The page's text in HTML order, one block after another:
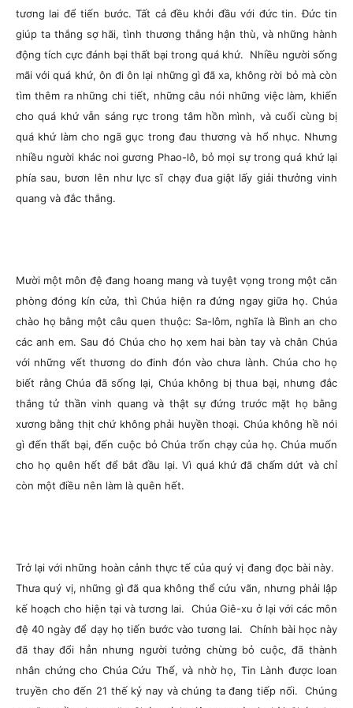
tương lai để tiến bước. Tất cả đều khởi đầu với đức tin. Đức tin
giúp ta thắng sợ hãi, tình thương thắng hận thù, và những hành
động tích cực đánh bại thất bại trong quá khứ. Nhiều người sống
mãi với quá khứ, ôn đi ôn lại những gì đã xa, không rời bỏ mà còn
tìm thêm ra những chi tiết, những câu nói những việc làm, khiến
cho quá khứ vẫn sáng rực trong tâm hồn mình, và cuối cùng bị
quá khứ làm cho ngã gục trong đau thương và hổ nhục. Nhưng
nhiều người khác noi gương Phao-lô, bỏ mọi sự trong quá khứ lại
phía sau, bươn lên như lực sĩ chạy đua giật lấy giải thưởng vinh
quang và đắc thắng.
Mười một môn đệ đang hoang mang và tuyệt vọng trong một căn
phòng đóng kín cửa, thì Chúa hiện ra đứng ngay giữa họ. Chúa
chào họ bằng một câu quen thuộc: Sa-lôm, nghĩa là Bình an cho
các anh em. Sau đó Chúa cho họ xem hai bàn tay và chân Chúa
với những vết thương do đinh đón vào chưa lành. Chúa cho họ
biết rằng Chúa đã sống lại, Chúa không bị thua bại, nhưng đắc
thắng tử thần vinh quang và thật sự đứng trước mặt họ bằng
xương bằng thịt chứ không phải huyền thoại. Chúa không hề nói
gì đến thất bại, đến cuộc bỏ Chúa trốn chạy của họ. Chúa muốn
cho họ quên hết để bắt đầu lại. Vì quá khứ đã chấm dứt và chỉ
còn một điều nên làm là quên hết.
Trở lại với những hoàn cảnh thực tế của quý vị đang đọc bài này.
Thưa quý vị, những gì đã qua không thể cứu vãn, nhưng phải lập
kế hoạch cho hiện tại và tương lai. Chúa Giê-xu ở lại với các môn
đệ 40 ngày để dạy họ tiến bước vào tương lai. Chính bài học này
đã thay đổi hẳn nhưng người tưởng chừng bỏ cuộc, đã thành
nhân chứng cho Chúa Cứu Thế, và nhờ họ, Tin Lành được loan
truyền cho đến 21 thế kỷ nay và chúng ta đang tiếp nối. Chúng